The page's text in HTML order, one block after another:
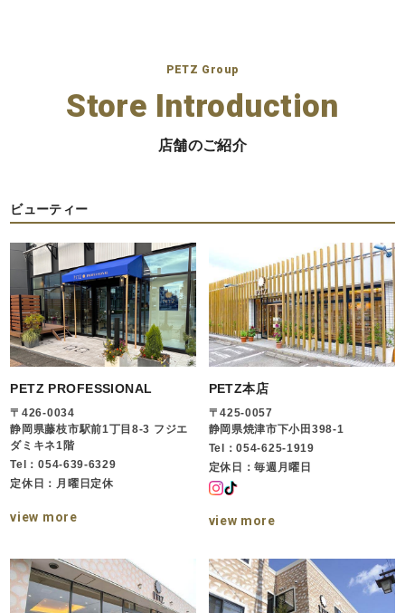
PETZ Group
Store Introduction
店舗のご紹介
ビューティー
PETZ PROFESSIONAL
〒426-0034
静岡県藤枝市駅前1丁目8-3 フジエ
ダミキネ1階
Tel：054-639-6329
定休日：月曜日定休
view more
PETZ本店
〒425-0057
静岡県焼津市下小田398-1
Tel：054-625-1919
定休日：毎週月曜日
view more